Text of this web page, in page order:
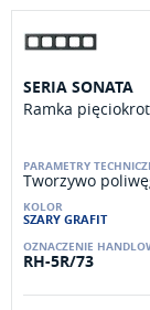
SERIA SONATA
Ramka
Tworzywo
SZARY GRAFIT
RH-5R/73